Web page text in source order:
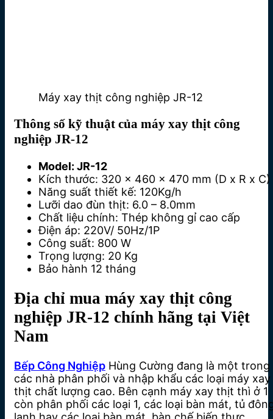
Máy xay thịt công nghiệp JR-12
Thông số kỹ thuật của máy xay thịt công
nghiệp JR-12
Model: JR-12
Kích thước: 320 x 460 x 470 mm (D x R x C)
Năng suất thiết kế: 120Kg/h
Lưỡi dao đùn thịt: 6.0 – 8.0mm
Chất liệu chính: Thép không gỉ cao cấp
Điện áp: 220V/ 50Hz/1P
Công suất: 800 W
Trọng lượng: 20 Kg
Bảo hành 12 tháng
Địa chỉ mua máy xay thịt công
nghiệp JR-12 chính hãng tại Việt
Nam
Bếp Công Nghiệp Hùng Cường đang là một trong
các nhà phân phối và nhập khẩu các loại máy xay
thịt chất lượng cao. Bên cạnh máy xay thịt thì ở 1
còn phân phối các loại 1, các loại bàn mát, tủ